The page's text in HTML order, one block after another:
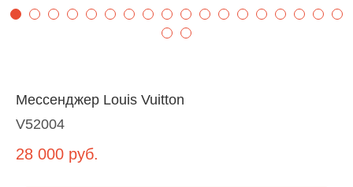
Мессенджер Louis Vuitton
V52004
28 000 руб.